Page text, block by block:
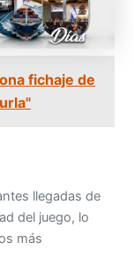
fichaje de
llegadas de
del juego, lo
más